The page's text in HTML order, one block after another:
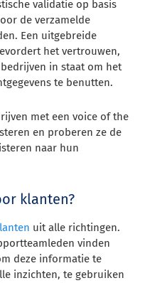
validatie op basis
de verzamelde
Een uitgebreide
het vertrouwen,
in staat om het
te benutten.
met een voice of the
en proberen ze de
naar hun
klanten?
uit alle richtingen.
vinden
deze informatie te
inzichten, te gebruiken